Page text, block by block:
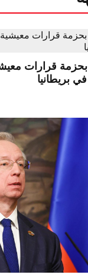
بحزمة قرارات
بريطانيا